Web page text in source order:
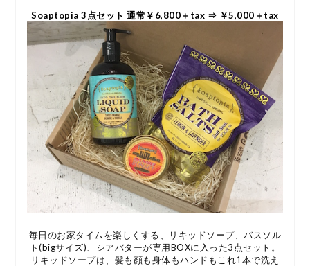
Soaptopia 3点セット 通常￥6,800＋tax ⇒ ￥5,000＋tax
毎日のお家タイムを楽しくする、リキッドソープ、バスソル
ト(bigサイズ)、シアバターが専用BOXに入った3点セット。
リキッドソープは、髪も顔も身体もハンドもこれ1本で洗え